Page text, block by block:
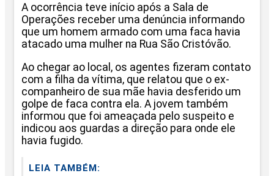
A ocorrência teve início após a Sala de
Operações receber uma denúncia informando
que um homem armado com uma faca havia
atacado uma mulher na Rua São Cristóvão.
Ao chegar ao local, os agentes fizeram contato
com a filha da vítima, que relatou que o ex-
companheiro de sua mãe havia desferido um
golpe de faca contra ela. A jovem também
informou que foi ameaçada pelo suspeito e
indicou aos guardas a direção para onde ele
havia fugido.
LEIA TAMBÉM: